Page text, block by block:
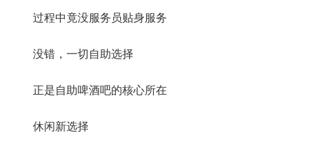
过程中竟没服务员贴身服务
没错，一切自助选择
正是自助啤酒吧的核心所在
休闲新选择